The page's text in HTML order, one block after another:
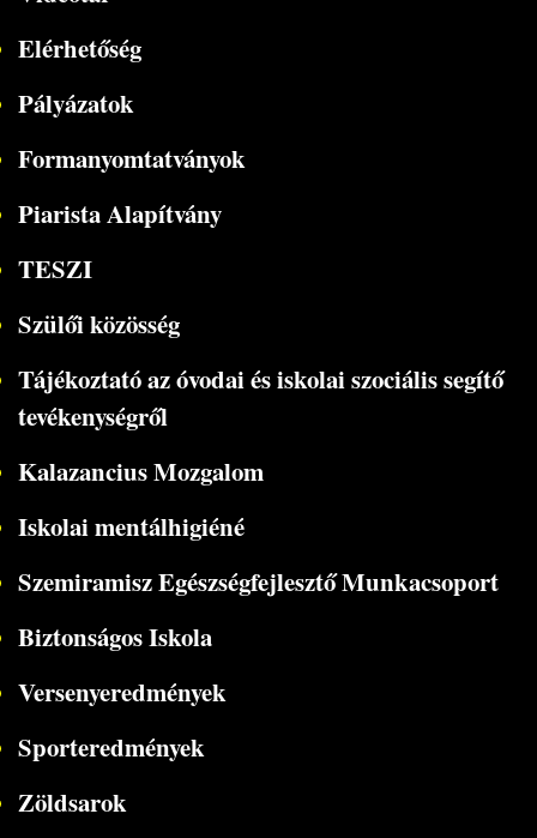
Elérhetőség
Pályázatok
Formanyomtatványok
Piarista Alapítvány
TESZI
Szülői közösség
Tájékoztató az óvodai és iskolai szociális segítő
tevékenységről
Kalazancius Mozgalom
Iskolai mentálhigiéné
Szemiramisz Egészségfejlesztő Munkacsoport
Biztonságos Iskola
Versenyeredmények
Sporteredmények
Zöldsarok